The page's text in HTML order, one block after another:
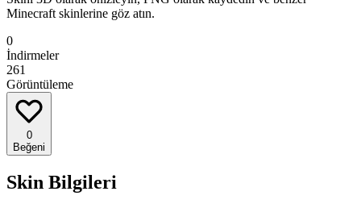
Minecraft skinlerine göz atın.
0
İndirmeler
261
Görüntüleme
0
Beğeni
Skin Bilgileri